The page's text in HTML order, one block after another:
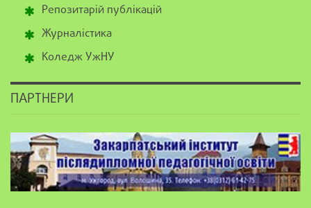
Репозитарій публікацій
Журналістика
Коледж УжНУ
ПАРТНЕРИ